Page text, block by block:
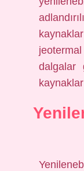
dalgalar